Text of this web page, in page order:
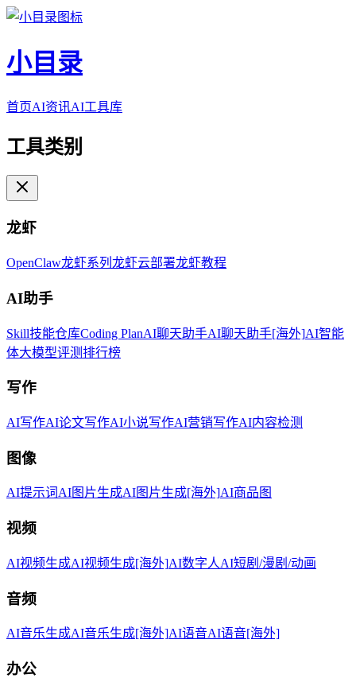
小目录
首页AI资讯AI工具库
工具类别
龙虾
OpenClaw龙虾系列 龙虾云部署龙虾教程
AI助手
Skill技能仓库Coding PlanAI聊天助手AI聊天助手[海外]AI智能
体大模型评测排行榜
写作
AI写作AI论文写作AI小说写作AI营销写作AI内容检测
图像
AI提示词AI图片生成AI图片生成[海外]AI商品图
视频
AI视频生成AI视频生成[海外]AI数字人AI短剧/漫剧/动画
音频
AI音乐生成AI音乐生成[海外]AI语音AI语音[海外]
办公